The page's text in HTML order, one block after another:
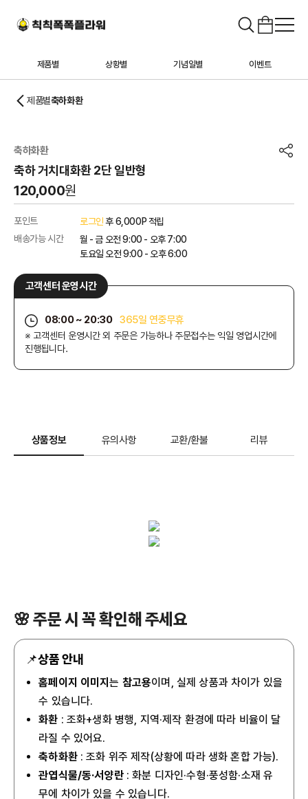
제품별 상황별 기념일별 이벤트
제품별축하화환
축하화환
축하 거치대화환 2단 일반형
120,000원
포인트 로그인후 6,000P 적립
배송가능 시간
월 - 금 오전 9:00 - 오후 7:00
토요일 오전 9:00 - 오후 6:00
고객센터 운영시간
08:00 ~ 20:30 365일 연중무휴
※ 고객센터 운영시간 외 주문은 가능하나 주문접수는 익일 영업시간에
진행됩니다.
상품정보 유의사항 교환/환불 리뷰
🌸 주문 시 꼭 확인해 주세요
📌상품 안내
홈페이지 이미지는 참고용이며, 실제 상품과 차이가 있을
수 있습니다.
화환 : 조화+생화 병행, 지역·제작 환경에 따라 비율이 달
라질 수 있어요.
축하화환 : 조화 위주 제작(상황에 따라 생화 혼합 가능).
관엽식물/동·서양란 : 화분 디자인·수형·풍성함·소재 유
무에 차이가 있을 수 있습니다.